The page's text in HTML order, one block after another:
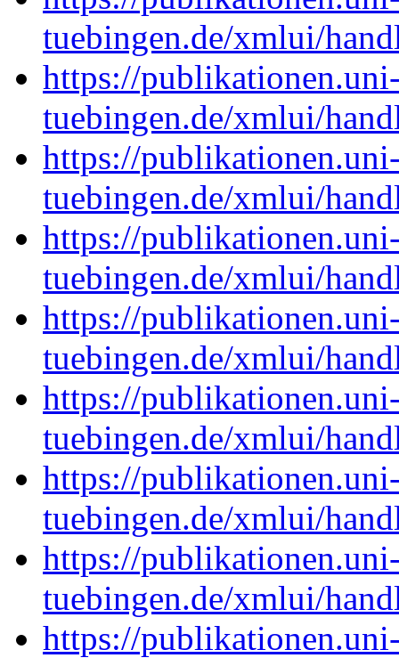
tuebingen.de/xmlui/
https://
tuebingen.de/xmlui/
https://
tuebingen.de/xmlui/
https://
tuebingen.de/xmlui/
https://
tuebingen.de/xmlui/
https://
tuebingen.de/xmlui/
https://
tuebingen.de/xmlui/
https://
tuebingen.de/xmlui/
https://